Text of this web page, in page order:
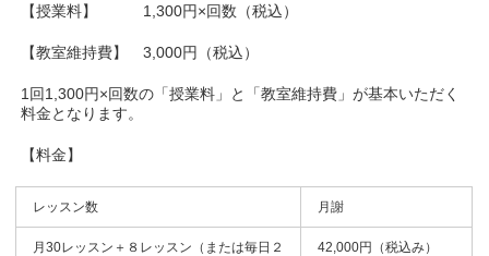
【授業料】 1,300円×回数（税込）
【教室維持費】 3,000円（税込）
1回1,300円×回数の「授業料」と「教室維持費」が基本いただく
料金となります。
【料金】
レッスン数 月謝
月30レッスン＋８レッスン（または毎日２ 42,000円（税込み）